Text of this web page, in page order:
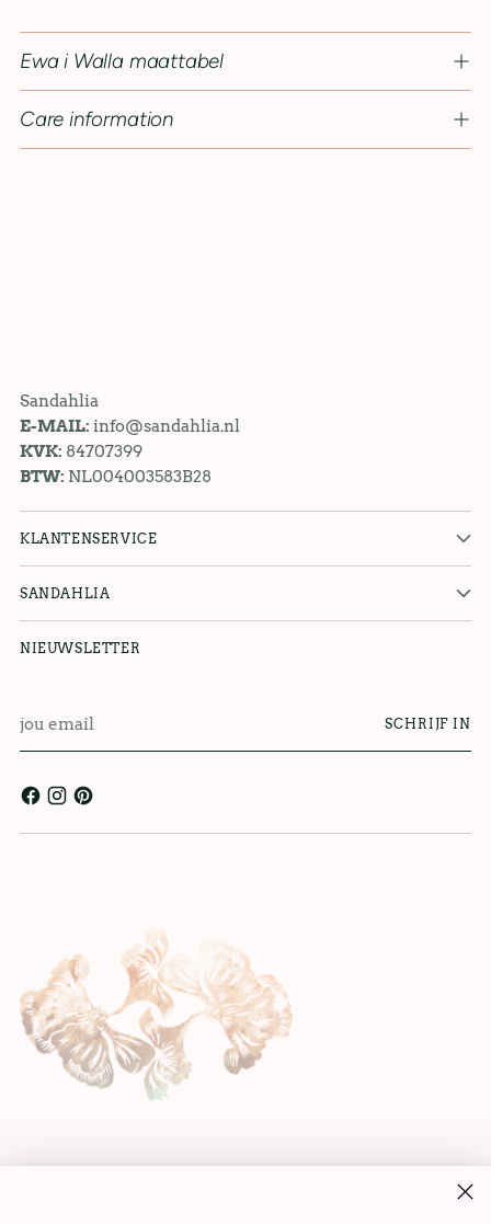
Ewa i Walla maattabel
Care information
Sandahlia
E-MAIL: info@sandahlia.nl
KVK: 84707399
BTW: NL004003583B28
KLANTENSERVICE
SANDAHLIA
NIEUWSLETTER
email
SCHRIJF IN